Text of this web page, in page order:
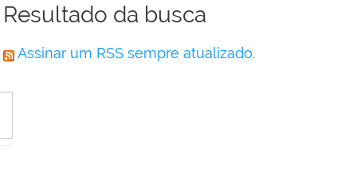
Resultado da busca
Assinar um RSS sempre atualizado.